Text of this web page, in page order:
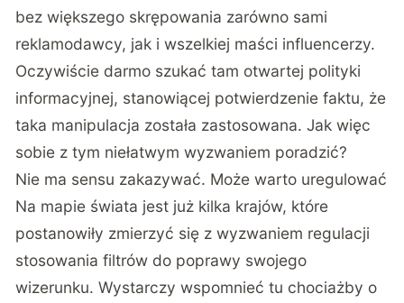
bez większego skrępowania zarówno sami
reklamodawcy, jak i wszelkiej maści influencerzy.
Oczywiście darmo szukać tam otwartej polityki
informacyjnej, stanowiącej potwierdzenie faktu, że
taka manipulacja została zastosowana. Jak więc
sobie z tym niełatwym wyzwaniem poradzić?
Nie ma sensu zakazywać. Może warto uregulować
Na mapie świata jest już kilka krajów, które
postanowiły zmierzyć się z wyzwaniem regulacji
stosowania filtrów do poprawy swojego
wizerunku. Wystarczy wspomnieć tu chociażby o